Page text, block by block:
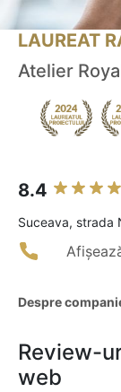
LAUREAT
Atelier
8.4
Suceava, strada
Despre
Review-
web